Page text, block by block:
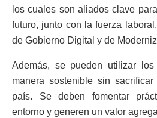
los cuales son aliados clave
futuro, junto con la fuerza
de Gobierno Digital y de
Además, se pueden utilizar
manera sostenible sin
país. Se deben fomentar
entorno y generen un valor